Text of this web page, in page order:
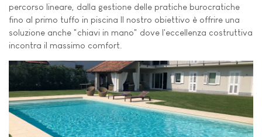
percorso lineare, dalla gestione delle pratiche burocratiche
fino al primo tuffo in piscina Il nostro obiettivo è offrire una
soluzione anche "chiavi in mano" dove l'eccellenza costruttiva
incontra il massimo comfort.